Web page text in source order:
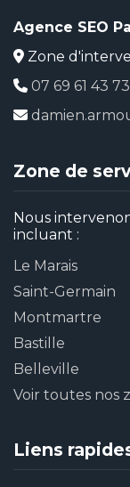
Agence SEO
Zone
07 69 61 43 73
Zone de
Nous
incluant :
Le Marais
Saint-Germain
Montmartre
Bastille
Belleville
Voir toutes nos
Liens